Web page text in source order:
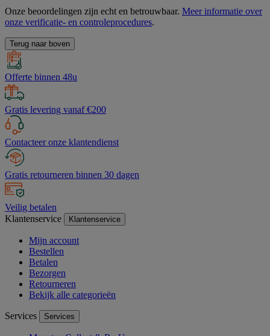
Onze beoordelingen zijn echt en betrouwbaar. Meer informatie over
onze verificatie- en controleprocedures.
Terug naar boven
Offerte binnen 48u
Gratis levering vanaf €200
Contacteer onze klantendienst
Gratis retourneren binnen 30 dagen
Veilig betalen
Klantenservice
Klantenservice
Mijn account
Bestellen
Betalen
Bezorgen
Retourneren
Bekijk alle categorieën
Services Services